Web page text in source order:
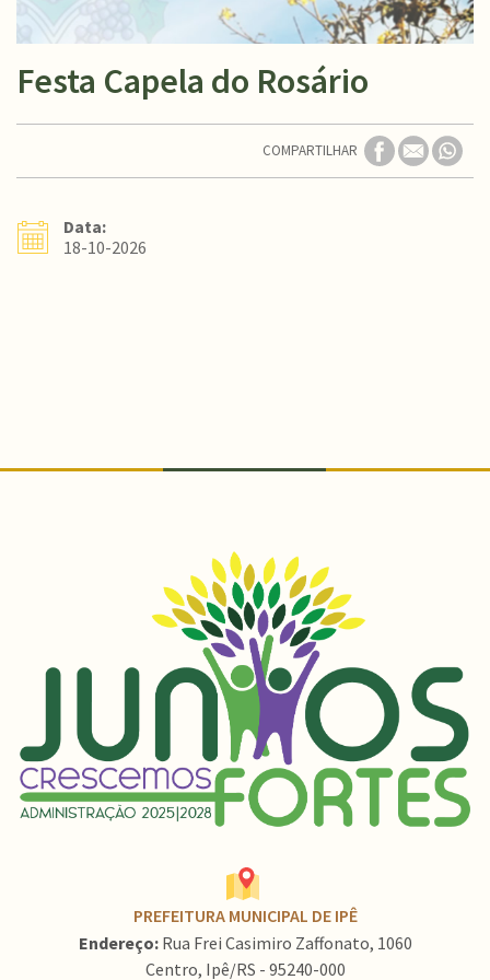
Festa Capela do Rosário
COMPARTILHAR
Data:
18-10-2026
PREFEITURA MUNICIPAL DE IPÊ
Endereço: Rua Frei Casimiro Zaffonato, 1060
Centro, Ipê/RS - 95240-000